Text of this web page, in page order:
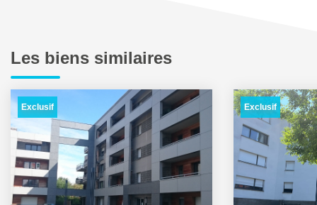
Les biens similaires
Exclusif Exclusif